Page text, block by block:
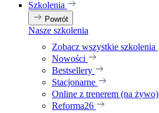
Szkolenia
Powrót
Nasze szkolenia
Zobacz wszystkie szkolenia
Nowości
Bestsellery
Stacjonarne
Online z trenerem (na żywo)
Reforma26